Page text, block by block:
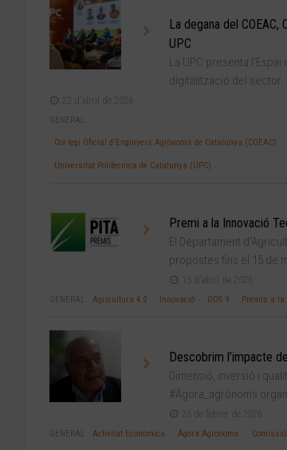
La degana del
UPC
La UPC presenta
digitalització del sector.
22 d'abril de 2026
GENERAL
Col·legi Oficial d'Enginyers Agrònoms de Catalunya (COEAC)
Universitat Politècnica de Catalunya (UPC)
Premi a la Innovació
El Departament
propostes fins el 15 de
15 d'abril de 2026
GENERAL Agricultura 4.0 Innovació ODS 9 Premis a la
Descobrim l’impacte
Dimensió, inversió i
#Àgora_agrònoms
25 de febrer de 2026
GENERAL Activitat Econòmica Àgora Agronoms